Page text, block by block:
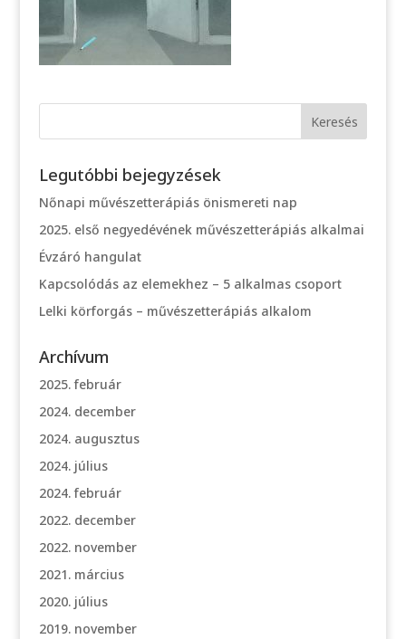
Legutóbbi bejegyzések
Nőnapi művészetterápiás önismereti nap
2025. első negyedévének művészetterápiás alkalmai
Évzáró hangulat
Kapcsolódás az elemekhez – 5 alkalmas csoport
Lelki körforgás – művészetterápiás alkalom
Archívum
2025. február
2024. december
2024. augusztus
2024. július
2024. február
2022. december
2022. november
2021. március
2020. július
2019. november